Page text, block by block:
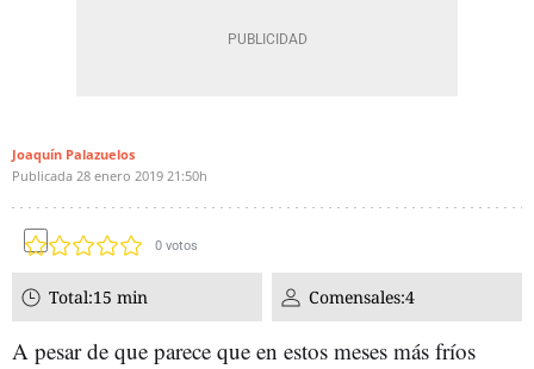
Joaquín Palazuelos
Publicada 28 enero 2019 21:50h
0 votos
Total:15 min Comensales:4
A pesar de que parece que en estos meses más fríos